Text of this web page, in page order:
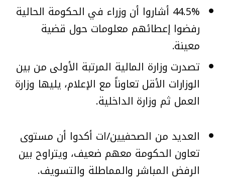
44.5% أشاروا أن وزراء في الحكومة الحالية
رفضوا إعطائهم معلومات حول قضية
معينة.
تصدرت وزارة المالية المرتبة الأولى من بين
الوزارات الأقل تعاوناً مع الإعلام، يليها وزارة
العمل ثم وزارة الداخلية.
العديد من الصحفيين/ات أكدوا أن مستوى
تعاون الحكومة معهم ضعيف، ويتراوح بين
الرفض المباشر والمماطلة والتسويف.